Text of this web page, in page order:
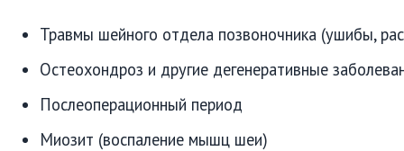
Травмы шейного отдела позвоночника (ушибы,
Остеохондроз и другие дегенеративные
Послеоперационный период
Миозит (воспаление мышц шеи)